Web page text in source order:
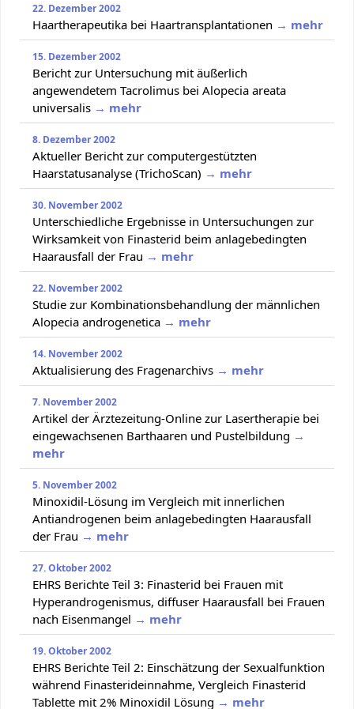
22. Dezember 2002
Haartherapeutika bei Haartransplantationen → mehr
15. Dezember 2002
Bericht zur Untersuchung mit äußerlich
angewendetem Tacrolimus bei Alopecia areata
universalis → mehr
8. Dezember 2002
Aktueller Bericht zur computergestützten
Haarstatusanalyse (TrichoScan) → mehr
30. November 2002
Unterschiedliche Ergebnisse in Untersuchungen zur
Wirksamkeit von Finasterid beim anlagebedingten
Haarausfall der Frau → mehr
22. November 2002
Studie zur Kombinationsbehandlung der männlichen
Alopecia androgenetica → mehr
14. November 2002
Aktualisierung des Fragenarchivs → mehr
7. November 2002
Artikel der Ärztezeitung-Online zur Lasertherapie bei
eingewachsenen Barthaaren und Pustelbildung →
mehr
5. November 2002
Minoxidil-Lösung im Vergleich mit innerlichen
Antiandrogenen beim anlagebedingten Haarausfall
der Frau → mehr
27. Oktober 2002
EHRS Berichte Teil 3: Finasterid bei Frauen mit
Hyperandrogenismus, diffuser Haarausfall bei Frauen
nach Eisenmangel → mehr
19. Oktober 2002
EHRS Berichte Teil 2: Einschätzung der Sexualfunktion
während Finasterideinnahme, Vergleich Finasterid
Tablette mit 2% Minoxidil Lösung → mehr